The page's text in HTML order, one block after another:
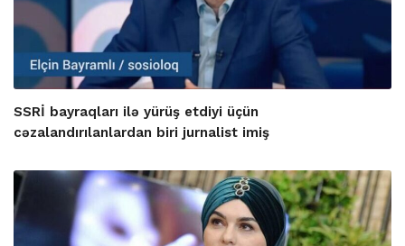
SSRİ bayraqları ilə yürüş etdiyi üçün
cəzalandırılanlardan biri jurnalist imiş